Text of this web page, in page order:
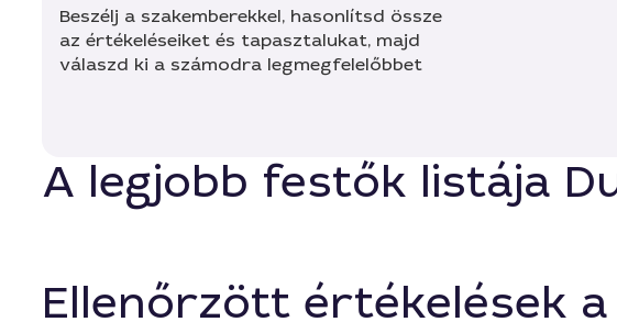
Beszélj a szakemberekkel, hasonlítsd össze
az értékeléseiket és tapasztalukat, majd
válaszd ki a számodra legmegfelelőbbet
A legjobb festők listája
Ellenőrzött értékelések